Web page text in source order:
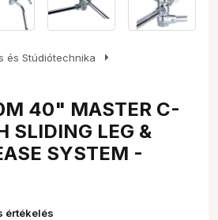
és Stúdiótechnika arrow_right
40" MASTER C-
SLIDING LEG &
SYSTEM -
értékelés